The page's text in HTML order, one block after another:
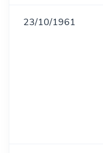
23/10/1961